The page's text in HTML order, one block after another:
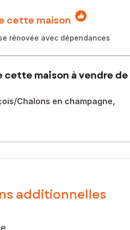
cette maison
rénovée avec dépendances
maison à vendre de
Chalons en champagne,
très recherché de Saint Amand
m² est aménagé avec soin,
une salle de douche et si le
additionnelles